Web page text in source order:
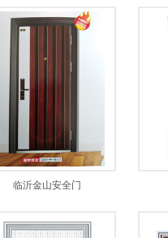
临沂金山安全门